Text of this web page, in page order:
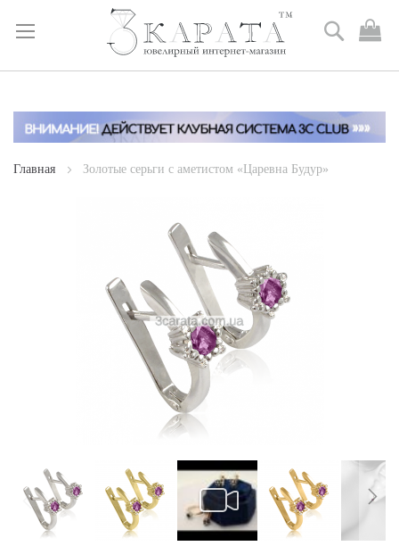
Skip
Content
Поиск
Главная Золотые серьги с аметистом «Царевна Будур»